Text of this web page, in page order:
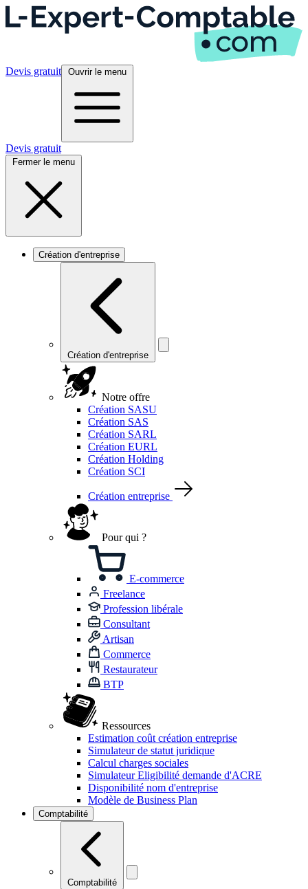
Devis gratuit Ouvrir le menu
Devis gratuit
Fermer le menu
Création d'entreprise
Création d'entreprise
Notre offre
Création SASU
Création SAS
Création SARL
Création EURL
Création Holding
Création SCI
Création entreprise
Pour qui ?
E-commerce
Freelance
Profession libérale
Consultant
Artisan
Commerce
Restaurateur
BTP
Ressources
Estimation coût création entreprise
Simulateur de statut juridique
Calcul charges sociales
Simulateur Eligibilité demande d'ACRE
Disponibilité nom d'entreprise
Modèle de Business Plan
Comptabilité
Comptabilité